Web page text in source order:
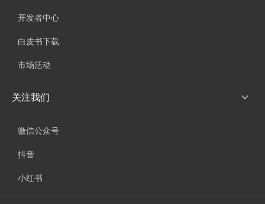
开发者中心
白皮书下载
市场活动
关注我们
微信公众号
抖音
小红书